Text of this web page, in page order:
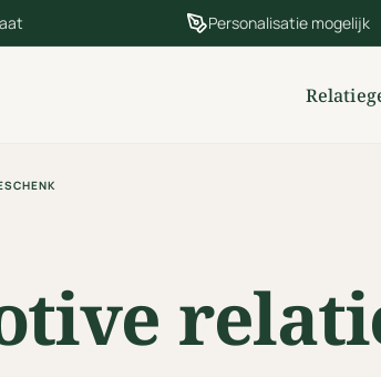
Personalisatie mogelijk